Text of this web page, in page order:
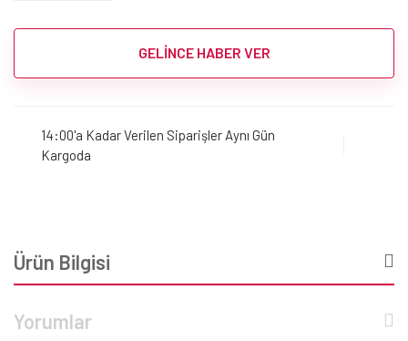
GELİNCE HABER VER
14:00'a Kadar Verilen Siparişler Aynı Gün
Kargoda
Ürün Bilgisi
Yorumlar